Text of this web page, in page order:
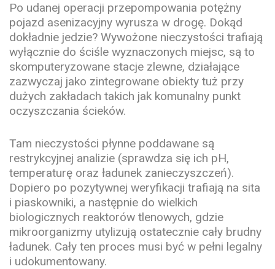
Po udanej operacji przepompowania potężny
pojazd asenizacyjny wyrusza w drogę. Dokąd
dokładnie jedzie? Wywożone nieczystości trafiają
wyłącznie do ściśle wyznaczonych miejsc, są to
skomputeryzowane stacje zlewne, działające
zazwyczaj jako zintegrowane obiekty tuż przy
dużych zakładach takich jak komunalny punkt
oczyszczania ścieków.
Tam nieczystości płynne poddawane są
restrykcyjnej analizie (sprawdza się ich pH,
temperaturę oraz ładunek zanieczyszczeń).
Dopiero po pozytywnej weryfikacji trafiają na sita
i piaskowniki, a następnie do wielkich
biologicznych reaktorów tlenowych, gdzie
mikroorganizmy utylizują ostatecznie cały brudny
ładunek. Cały ten proces musi być w pełni legalny
i udokumentowany.